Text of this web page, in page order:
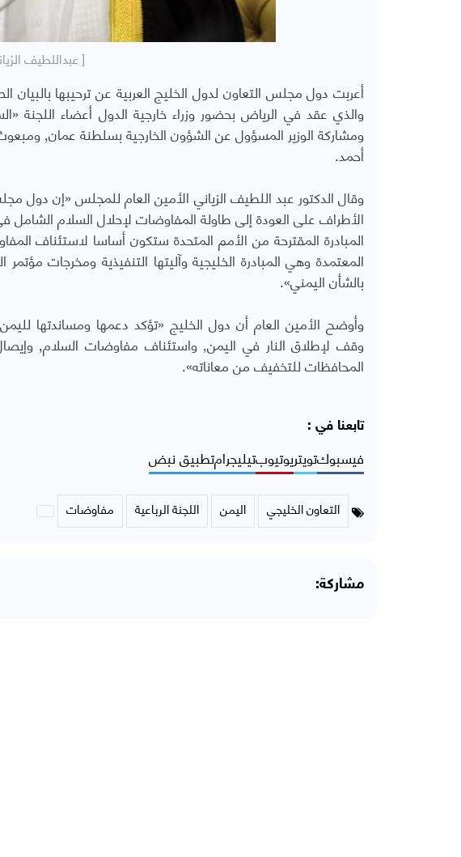
[ عبداللطيف
ومشاركة
أحمد.
وقال الدكتور عبد اللطيف الزياني الأمين العام للمجلس «إن دول
المبادرة المقترحة من الأمم المتحدة ستكون أساسا لاستئناف
المعتمدة وهي المبادرة الخليجية وآليتها التنفيذية ومخرجات
بالشأن اليمني».
وقف
المحافظات للتخفيف من معاناته».
تابعنا في :
فيسبوكتويتريوتيوبتيليجرامتطبيق نبض
التعاون الخليجي اليمن اللجنة الرباعية مفاوضات
مشاركة: